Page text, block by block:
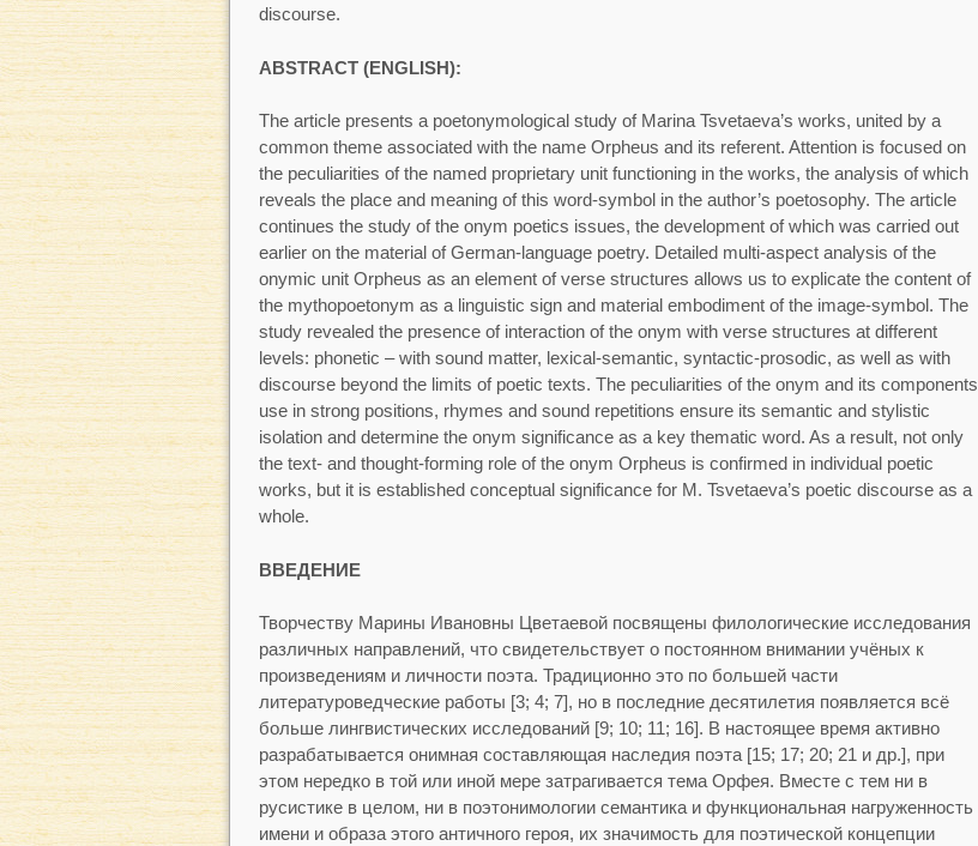
discourse.
ABSTRACT (ENGLISH):
The article presents a poetonymological study of Marina Tsvetaeva’s works, united by a
common theme associated with the name Orpheus and its referent. Attention is focused on
the peculiarities of the named proprietary unit functioning in the works, the analysis of which
reveals the place and meaning of this word-symbol in the author’s poetosophy. The article
continues the study of the onym poetics issues, the development of which was carried out
earlier on the material of German-language poetry. Detailed multi-aspect analysis of the
onymic unit Orpheus as an element of verse structures allows us to explicate the content of
the mythopoetonym as a linguistic sign and material embodiment of the image-symbol. The
study revealed the presence of interaction of the onym with verse structures at different
levels: phonetic – with sound matter, lexical-semantic, syntactic-prosodic, as well as with
discourse beyond the limits of poetic texts. The peculiarities of the onym and its components
use in strong positions, rhymes and sound repetitions ensure its semantic and stylistic
isolation and determine the onym significance as a key thematic word. As a result, not only
the text- and thought-forming role of the onym Orpheus is confirmed in individual poetic
works, but it is established conceptual significance for M. Tsvetaeva’s poetic discourse as a
whole.
ВВЕДЕНИЕ
Творчеству Марины Ивановны Цветаевой посвящены филологические исследования
различных направлений, что свидетельствует о постоянном внимании учёных к
произведениям и личности поэта. Традиционно это по большей части
литературоведческие работы [3; 4; 7], но в последние десятилетия появляется всё
больше лингвистических исследований [9; 10; 11; 16]. В настоящее время активно
разрабатывается онимная составляющая наследия поэта [15; 17; 20; 21 и др.], при
этом нередко в той или иной мере затрагивается тема Орфея. Вместе с тем ни в
русистике в целом, ни в поэтонимологии семантика и функциональная нагруженность
имени и образа этого античного героя, их значимость для поэтической концепции